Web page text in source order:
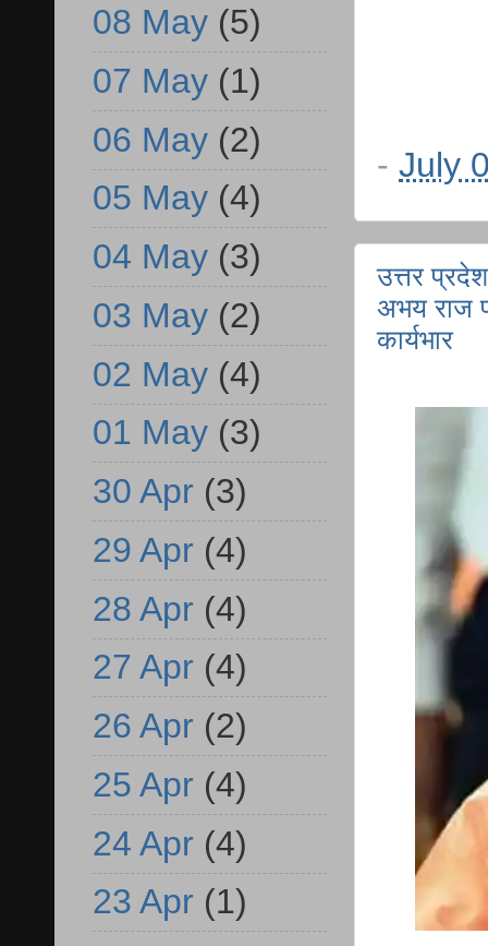
- July
उत्तर
अभय राज
कार्यभार
08 May (5)
07 May (1)
06 May (2)
05 May (4)
04 May (3)
03 May (2)
02 May (4)
01 May (3)
30 Apr (3)
29 Apr (4)
28 Apr (4)
27 Apr (4)
26 Apr (2)
25 Apr (4)
24 Apr (4)
23 Apr (1)